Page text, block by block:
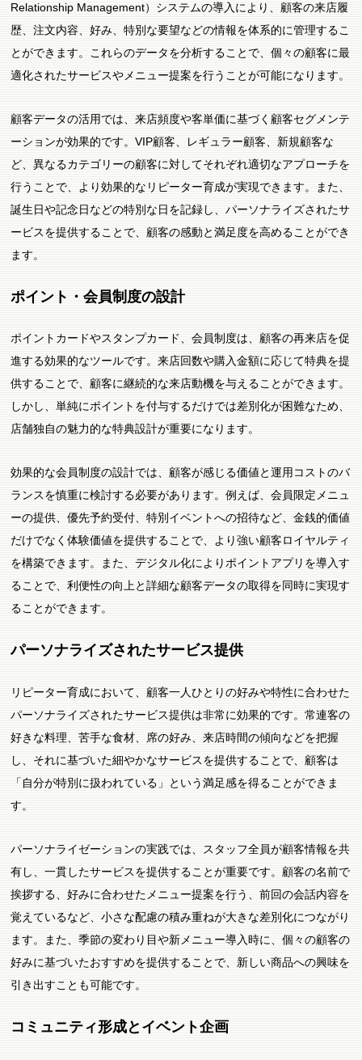
Relationship Management）システムの導入により、顧客の来店履
歴、注文内容、好み、特別な要望などの情報を体系的に管理するこ
とができます。これらのデータを分析することで、個々の顧客に最
適化されたサービスやメニュー提案を行うことが可能になります。
顧客データの活用では、来店頻度や客単価に基づく顧客セグメンテ
ーションが効果的です。VIP顧客、レギュラー顧客、新規顧客な
ど、異なるカテゴリーの顧客に対してそれぞれ適切なアプローチを
行うことで、より効果的なリピーター育成が実現できます。また、
誕生日や記念日などの特別な日を記録し、パーソナライズされたサ
ービスを提供することで、顧客の感動と満足度を高めることができ
ます。
ポイント・会員制度の設計
ポイントカードやスタンプカード、会員制度は、顧客の再来店を促
進する効果的なツールです。来店回数や購入金額に応じて特典を提
供することで、顧客に継続的な来店動機を与えることができます。
しかし、単純にポイントを付与するだけでは差別化が困難なため、
店舗独自の魅力的な特典設計が重要になります。
効果的な会員制度の設計では、顧客が感じる価値と運用コストのバ
ランスを慎重に検討する必要があります。例えば、会員限定メニュ
ーの提供、優先予約受付、特別イベントへの招待など、金銭的価値
だけでなく体験価値を提供することで、より強い顧客ロイヤルティ
を構築できます。また、デジタル化によりポイントアプリを導入す
ることで、利便性の向上と詳細な顧客データの取得を同時に実現す
ることができます。
パーソナライズされたサービス提供
リピーター育成において、顧客一人ひとりの好みや特性に合わせた
パーソナライズされたサービス提供は非常に効果的です。常連客の
好きな料理、苦手な食材、席の好み、来店時間の傾向などを把握
し、それに基づいた細やかなサービスを提供することで、顧客は
「自分が特別に扱われている」という満足感を得ることができま
す。
パーソナライゼーションの実践では、スタッフ全員が顧客情報を共
有し、一貫したサービスを提供することが重要です。顧客の名前で
挨拶する、好みに合わせたメニュー提案を行う、前回の会話内容を
覚えているなど、小さな配慮の積み重ねが大きな差別化につながり
ます。また、季節の変わり目や新メニュー導入時に、個々の顧客の
好みに基づいたおすすめを提供することで、新しい商品への興味を
引き出すことも可能です。
コミュニティ形成とイベント企画